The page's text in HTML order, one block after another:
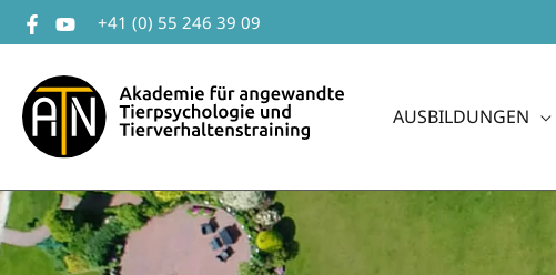
Zum
Inhalt
+41 (0) 55 246 39 09
AUSBILDUNGEN